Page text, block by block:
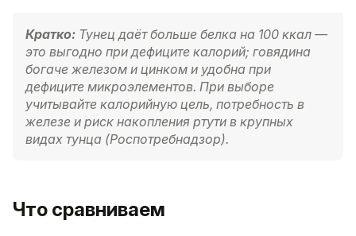
Кратко: Тунец даёт больше белка на 100 ккал —
это выгодно при дефиците калорий; говядина
богаче железом и цинком и удобна при
дефиците микроэлементов. При выборе
учитывайте калорийную цель, потребность в
железе и риск накопления ртути в крупных
видах тунца (Роспотребнадзор).
Что сравниваем